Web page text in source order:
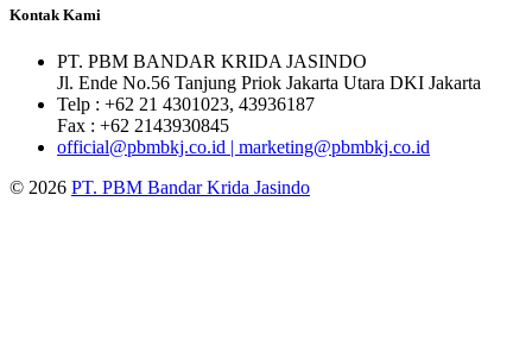
Kontak Kami
PT. PBM BANDAR KRIDA JASINDO
Jl. Ende No.56 Tanjung Priok Jakarta Utara DKI Jakarta
Telp : +62 21 4301023, 43936187
Fax : +62 2143930845
official@pbmbkj.co.id | marketing@pbmbkj.co.id
© 2026 PT. PBM Bandar Krida Jasindo